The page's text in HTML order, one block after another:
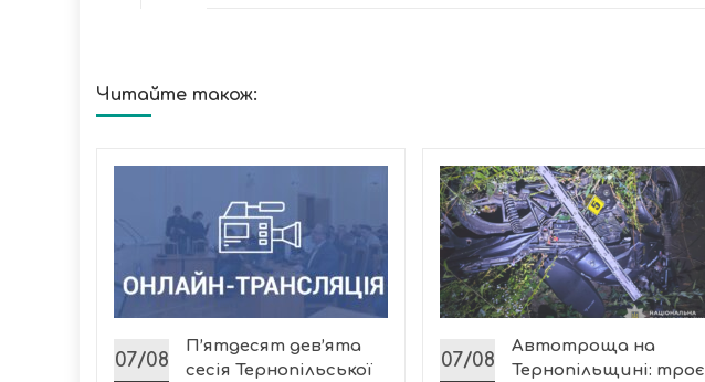
Читайте також:
07/08
П’ятдесят дев’ята
сесія Тернопільської
07/08
Автотроща на
Тернопільщині: троє